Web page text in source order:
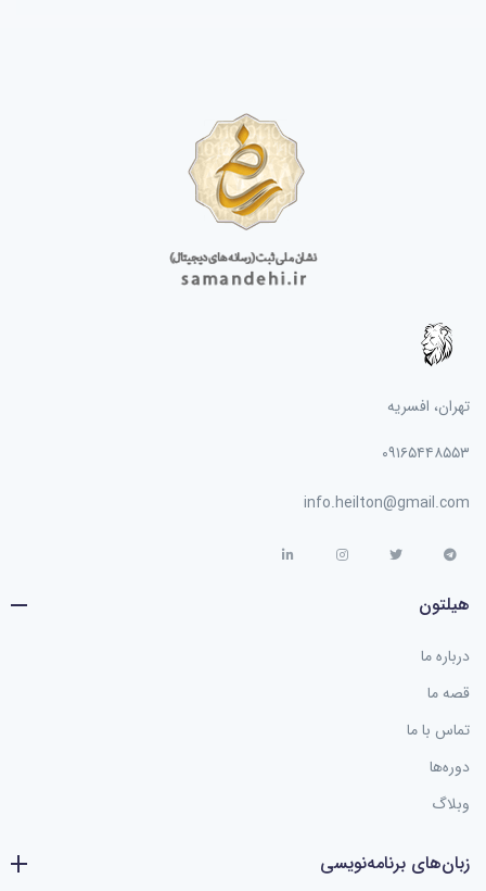
تهران، افسریه
۰۹۱۶۵۴۴۸۵۵۳
info.heilton@gmail.com
هیلتون
درباره ما
قصه ما
تماس با ما
دوره‌ها
وبلاگ
زبان‌های برنامه‌نویسی